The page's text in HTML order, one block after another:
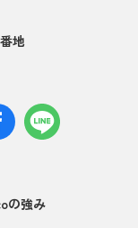
地
の強み